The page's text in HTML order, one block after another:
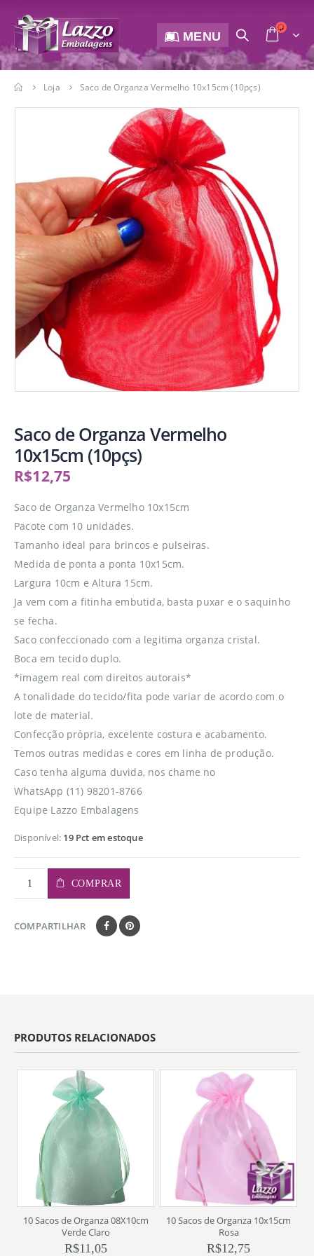
MENU
Loja Saco de Organza Vermelho 10x15cm (10pçs)
Saco de Organza Vermelho
10x15cm (10pçs)
R$12,75
Saco de Organza Vermelho 10x15cm
Pacote com 10 unidades.
Tamanho ideal para brincos e pulseiras.
Medida de ponta a ponta 10x15cm.
Largura 10cm e Altura 15cm.
Ja vem com a fitinha embutida, basta puxar e o saquinho
se fecha.
Saco confeccionado com a legitima organza cristal.
Boca em tecido duplo.
*imagem real com direitos autorais*
A tonalidade do tecido/fita pode variar de acordo com o
lote de material.
Confecção própria, excelente costura e acabamento.
Temos outras medidas e cores em linha de produção.
Caso tenha alguma duvida, nos chame no
WhatsApp (11) 98201-8766
Equipe Lazzo Embalagens
Disponível: 19 Pct em estoque
COMPRAR
COMPARTILHAR
PRODUTOS RELACIONADOS
10 Sacos de Organza 08X10cm
Verde Claro
R$11,05
10 Sacos de Organza 10x15cm
Rosa
R$12,75